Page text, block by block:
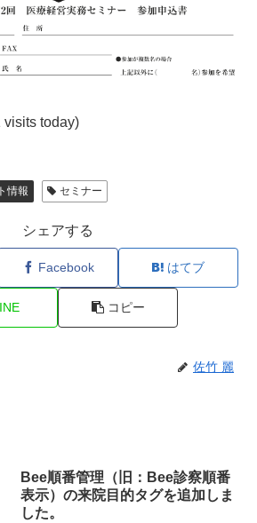
visits today)
情報 セミナー
シェアする
Facebook はてブ
コピー
佐竹 麗
Bee順番管理（旧：Bee診察順番
表示）の来院目的タグを追加しま
した。